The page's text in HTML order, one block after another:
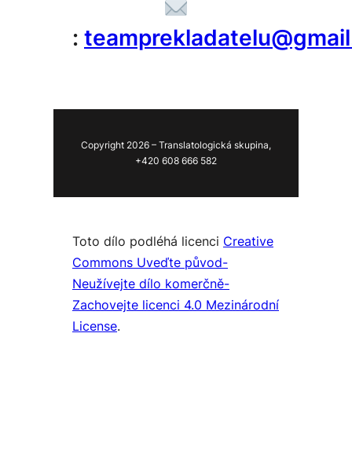
:
Copyright 2026 – Translatologická skupina,
+420 608 666 582
Toto dílo podléhá licenci Creative
Commons Uveďte původ-
Neužívejte dílo komerčně-
Zachovejte licenci 4.0 Mezinárodní
License.